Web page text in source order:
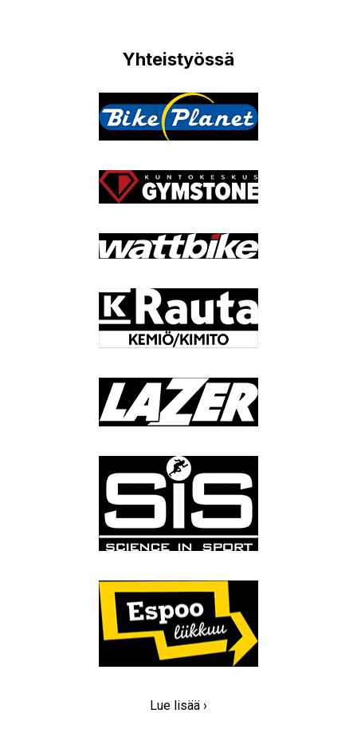
Yhteistyössä
Lue lisää ›